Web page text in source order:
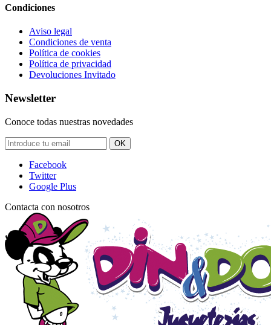
Condiciones
Aviso legal
Condiciones de venta
Política de cookies
Política de privacidad
Devoluciones Invitado
Newsletter
Conoce todas nuestras novedades
OK
Facebook
Twitter
Google Plus
Contacta con nosotros